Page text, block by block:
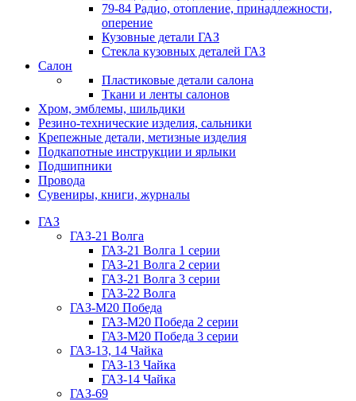
79-84 Радио, отопление, принадлежности,
оперение
Кузовные детали ГАЗ
Стекла кузовных деталей ГАЗ
Салон
Пластиковые детали салона
Ткани и ленты салонов
Хром, эмблемы, шильдики
Резино-технические изделия, сальники
Крепежные детали, метизные изделия
Подкапотные инструкции и ярлыки
Подшипники
Провода
Сувениры, книги, журналы
ГАЗ
ГАЗ-21 Волга
ГАЗ-21 Волга 1 серии
ГАЗ-21 Волга 2 серии
ГАЗ-21 Волга 3 серии
ГАЗ-22 Волга
ГАЗ-М20 Победа
ГАЗ-М20 Победа 2 серии
ГАЗ-М20 Победа 3 серии
ГАЗ-13, 14 Чайка
ГАЗ-13 Чайка
ГАЗ-14 Чайка
ГАЗ-69